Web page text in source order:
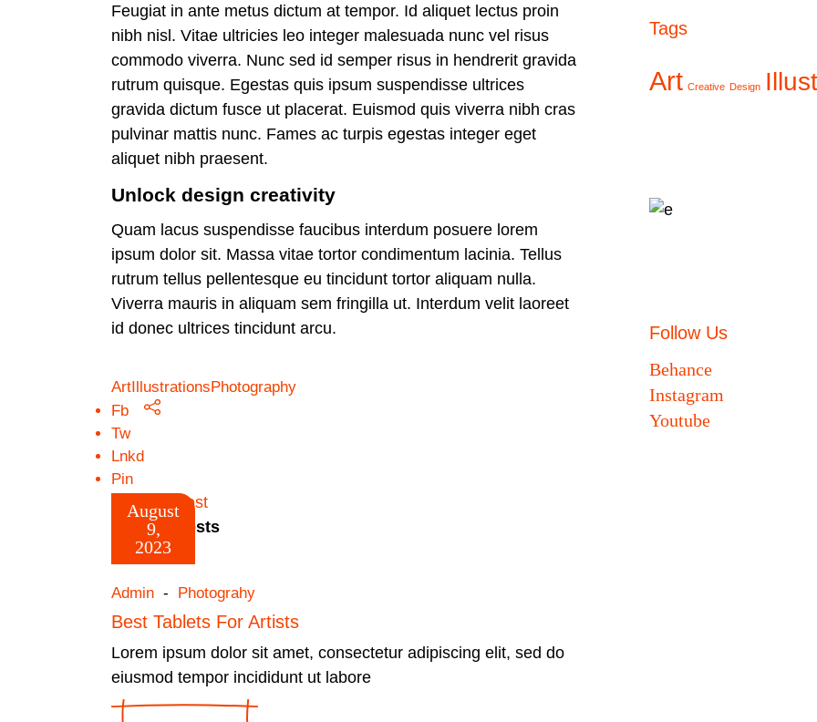
Feugiat in ante metus dictum at tempor. Id aliquet lectus proin
nibh nisl. Vitae ultricies leo integer malesuada nunc vel risus
commodo viverra. Nunc sed id semper risus in hendrerit gravida
rutrum quisque. Egestas quis ipsum suspendisse ultrices
gravida dictum fusce ut placerat. Euismod quis viverra nibh cras
pulvinar mattis nunc. Fames ac turpis egestas integer eget
aliquet nibh praesent.
Unlock design creativity
Quam lacus suspendisse faucibus interdum posuere lorem
ipsum dolor sit. Massa vitae tortor condimentum lacinia. Tellus
rutrum tellus pellentesque eu tincidunt tortor aliquam nulla.
Viverra mauris in aliquam sem fringilla ut. Interdum velit laoreet
id donec ultrices tincidunt arcu.
Art Illustrations Photography
Fb
Tw
Lnkd
Pin
Next post
Related Posts
August
9,
2023
Admin Photograhy
Best Tablets For Artists
Lorem ipsum dolor sit amet, consectetur adipiscing elit, sed do
eiusmod tempor incididunt ut labore
Tags
Art Creative Design
Follow Us
Behance
Instagram
Youtube